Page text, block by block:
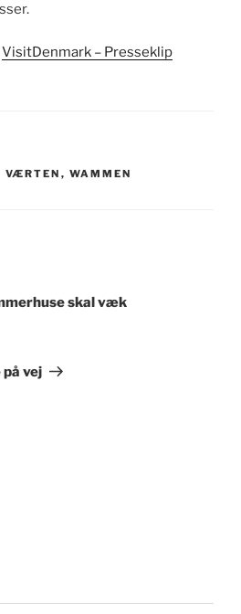
VisitDenmark – Presseklip
VÆRTEN , WAMMEN
skal væk
vej